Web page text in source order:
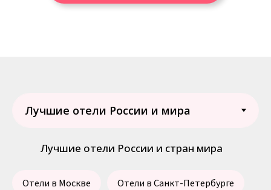
Лучшие отели России и стран мира
Отели в Москве Отели в Санкт-Петербурге